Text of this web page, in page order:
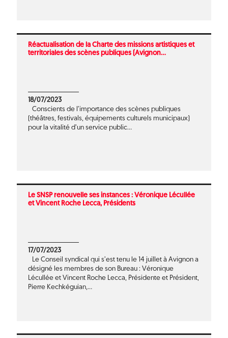
Réactualisation de la Charte des missions artistiques et
territoriales des scènes publiques (Avignon...
18/07/2023
Conscients de l’importance des scènes publiques
(théâtres, festivals, équipements culturels municipaux)
pour la vitalité d’un service public...
Le SNSP renouvelle ses instances : Véronique Lécullée
et Vincent Roche Lecca, Présidents
17/07/2023
Le Conseil syndical qui s’est tenu le 14 juillet à Avignon a
désigné les membres de son Bureau : Véronique
Lécullée et Vincent Roche Lecca, Présidente et Président,
Pierre Kechkéguian,...